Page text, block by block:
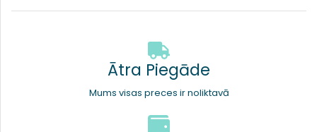
Ātra Piegāde
Mums visas preces ir noliktavā